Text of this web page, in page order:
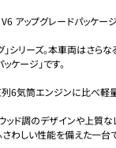
アップグレードパッケー
シリーズ。本車両はさら
ケージ」です。
6気筒エンジンに比べ軽
ッド調のデザインや上質
わしい性能を備えた一台で